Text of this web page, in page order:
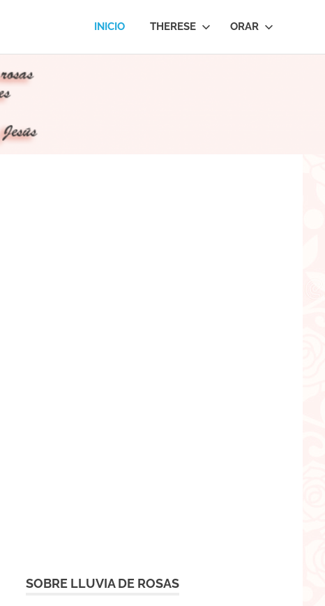
INICIO THERESE ORAR
SOBRE LLUVIA DE ROSAS